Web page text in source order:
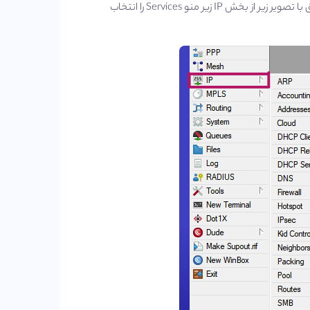
در آموزش تغییر پورت های پیشفرض میکروتیک ابتدا وارد روتر خود میشویم و مطابق با تصویر زیر از بخش IP زیر منو Services را انتخاب